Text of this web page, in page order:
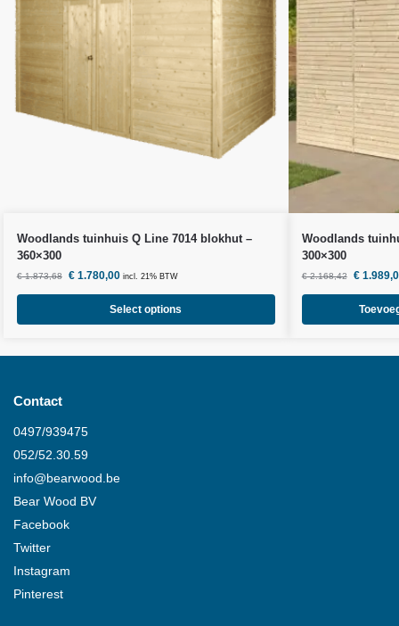
Woodlandstuinhuis Q Line 7014 blokhut –
360×300
€1.873,68 €1.780,00 incl. 21% BTW
Select options
Woodlands
300×300
€2.168,42 €
Contact
0497/939475
052/52.30.59
info@bearwood .be
Bear Wood BV
Facebook
Twitter
Instagram
Pinterest